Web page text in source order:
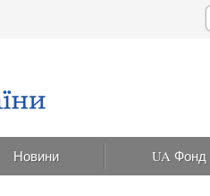
Новини UA Фонд